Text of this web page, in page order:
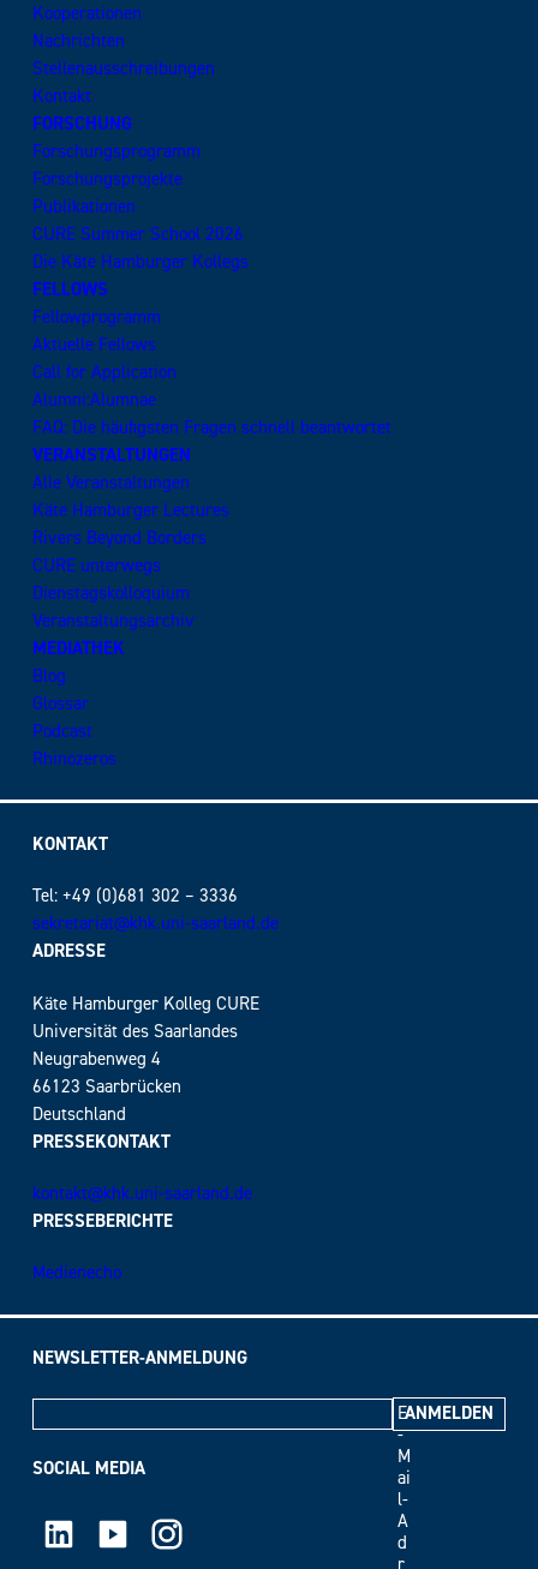
Kooperationen
Nachrichten
Stellenausschreibungen
Kontakt
FORSCHUNG
Forschungsprogramm
Forschungsprojekte
Publikationen
CURE Summer School 2026
Die Käte Hamburger Kollegs
FELLOWS
Fellowprogramm
Aktuelle Fellows
Call for Application
Alumni:Alumnae
FAQ: Die häufigsten Fragen schnell beantwortet
VERANSTALTUNGEN
Alle Veranstaltungen
Käte Hamburger Lectures
Rivers Beyond Borders
CURE unterwegs
Dienstagskolloquium
Veranstaltungsarchiv
MEDIATHEK
Blog
Glossar
Podcast
Rhinozeros
KONTAKT
Tel: +49 (0)681 302 – 3336
sekretariat@khk.uni-saarland.de
ADRESSE
Käte Hamburger Kolleg CURE
Universität des Saarlandes
Neugrabenweg 4
66123 Saarbrücken
Deutschland
PRESSEKONTAKT
kontakt@khk.uni-saarland.de
PRESSEBERICHTE
Medienecho
NEWSLETTER-ANMELDUNG
E
-
M
ai
l-
A
d
SOCIAL MEDIA
LinkedIn Youtube Instagram